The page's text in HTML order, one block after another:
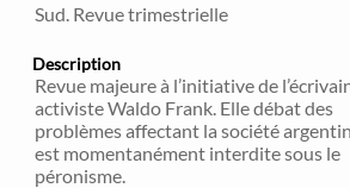
Sud. Revue trimestrielle
Description
Revue majeure à l’initiative de
activiste Waldo Frank. Elle débat des
problèmes affectant la société
est momentanément interdite sous le
péronisme.